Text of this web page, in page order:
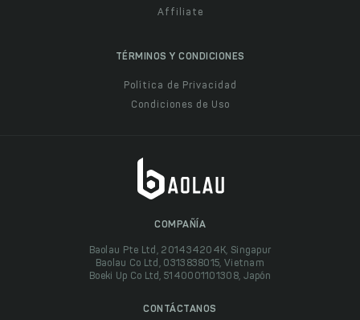
Affiliate
TÉRMINOS Y CONDICIONES
Política de Privacidad
Condiciones de Uso
COMPAÑÍA
Baolau Pte Ltd, 201434204K, Singapur
Baolau Co Ltd, 0313838015, Vietnam
Boeki Up Co Ltd, 5140001101308, Japón
CONTÁCTANOS